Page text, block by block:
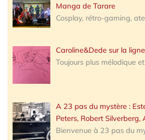
Manga de Tarare
Cosplay, rétro-gaming,
Caroline&Dede sur la
Toujours plus mélodique
A 23 pas du mystère :
Peters, Robert Silverberg,
Bienvenue à 23 pas du